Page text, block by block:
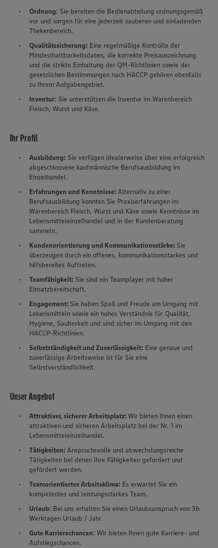
Ordnung: Sie bereiten die Bedienabteilung ordnungsgemäß
vor und sorgen für eine jederzeit sauberen und einladenden
Thekenbereich.
Qualitätssicherung: Eine regelmäßige Kontrolle der
Mindesthaltbarkeitsdaten, die korrekte Preisauszeichnung
und die strikte Einhaltung der QM-Richtlinien sowie der
gesetzlichen Bestimmungen nach HACCP gehören ebenfalls
zu Ihrem Aufgabengebiet.
Inventur: Sie unterstützen die Inventur im Warenbereich
Fleisch, Wurst und Käse.
Ihr Profil
Ausbildung: Sie verfügen idealerweise über eine erfolgreich
abgeschlossene kaufmännische Berufsausbildung im
Einzelhandel.
Erfahrungen und Kenntnisse:Alternativ zu einer
Berufsausbildung konnten Sie Praxiserfahrungen im
Warenbereich Fleisch, Wurst und Käse sowie Kenntnisse im
Lebensmitteleinzelhandel und in der Kundenberatung
sammeln.
Kundenorientierung und Kommunikationsstärke: Sie
überzeugen durch ein offenes, kommunikationsstarkes und
hilfsbereites Auftreten.
Teamfähigkeit: Sie sind ein Teamplayer mit hoher
Einsatzbereitschaft.
Engagement: Sie haben Spaß und Freude am Umgang mit
Lebensmitteln sowie ein hohes Verständnis für Qualität,
Hygiene, Sauberkeit und sind sicher im Umgang mit den
HACCP-Richtlinien.
Selbstständigkeit und Zuverlässigkeit: Eine genaue und
zuverlässige Arbeitsweise ist für Sie eine
Selbstverständlichkeit.
Unser Angebot
Attraktiver, sicherer Arbeitsplatz:Wir bieten Ihnen einen
attraktiven und sicheren Arbeitsplatz bei der Nr. 1 im
Lebensmitteleinzelhandel.
Tätigkeiten: Anspruchsvolle und abwechslungsreiche
Tätigkeiten bei denen Ihre Fähigkeiten gefordert und
gefördert werden.
Teamorientiertes Arbeitsklima: Es erwartet Sie ein
kompetentes und leistungsstarkes Team.
Urlaub: Bei uns erhalten Sie einen Urlaubsanspruch von 36
Werktagen Urlaub / Jahr.
Gute Karrierechancen: Wir bieten Ihnen gute Karriere- und
Aufstiegschancen.